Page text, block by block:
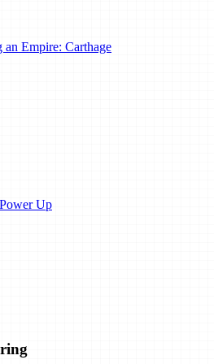
an Empire: Carthage
Up
Company Closes Shop, Opens